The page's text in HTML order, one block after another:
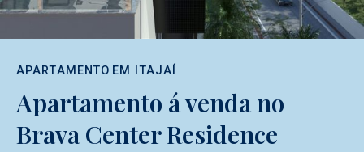
APARTAMENTO EM ITAJAÍ
Apartamento á venda no
Brava Center Residence